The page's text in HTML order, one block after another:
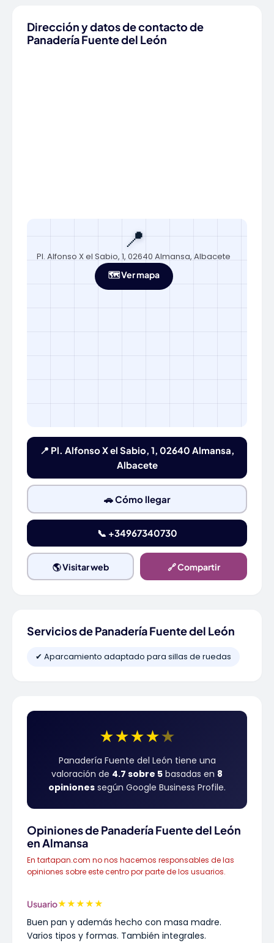
Dirección y datos de contacto de
Panadería Fuente del León
📍
Pl. Alfonso X el Sabio, 1, 02640 Almansa, Albacete
🗺️ Ver mapa
📍 Pl. Alfonso X el Sabio, 1, 02640 Almansa,
Albacete
🚗 Cómo llegar
📞 +34967340730
🌎 Visitar web 🔗 Compartir
Servicios de Panadería Fuente del León
✔ Aparcamiento adaptado para sillas de ruedas
★★★★★
Panadería Fuente del León tiene una
valoración de 4.7 sobre 5 basadas en 8
opiniones según Google Business Profile.
Opiniones de Panadería Fuente del León
en Almansa
En tartapan.com no nos hacemos responsables de las
opiniones sobre este centro por parte de los usuarios.
Usuario★★★★★
Buen pan y además hecho con masa madre.
Varios tipos y formas. También integrales.